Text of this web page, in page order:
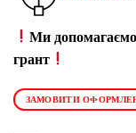
Ми допомагаємо
грант
ЗАМОВИТИ